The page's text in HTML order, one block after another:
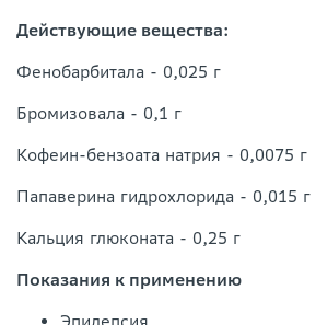
Действующие вещества:
Фенобарбитала - 0,025 г
Бромизовала - 0,1 г
Кофеин-бензоата натрия - 0,0075 г
Папаверина гидрохлорида - 0,015 г
Кальция глюконата - 0,25 г
Показания к применению